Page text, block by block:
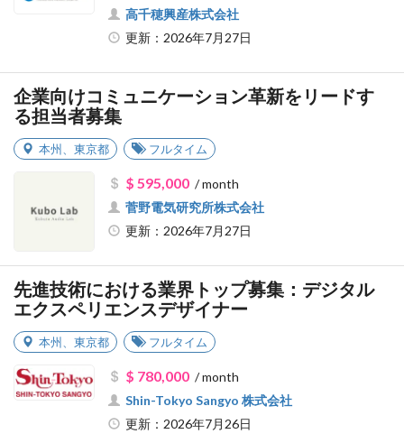
高千穂興産株式会社
更新：2026年7月27日
企業向けコミュニケーション革新をリードす
る担当者募集
本州 東京都 フルタイム
$ 595,000/ month
菅野電気研究所株式会社
更新：2026年7月27日
先進技術における業界トップ募集：デジタル
エクスペリエンスデザイナー
本州 東京都 フルタイム
$ 780,000/ month
Shin-Tokyo Sangyo 株式会社
更新：2026年7月26日